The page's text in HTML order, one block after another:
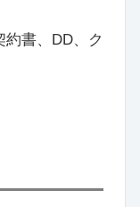
約書、DD、ク